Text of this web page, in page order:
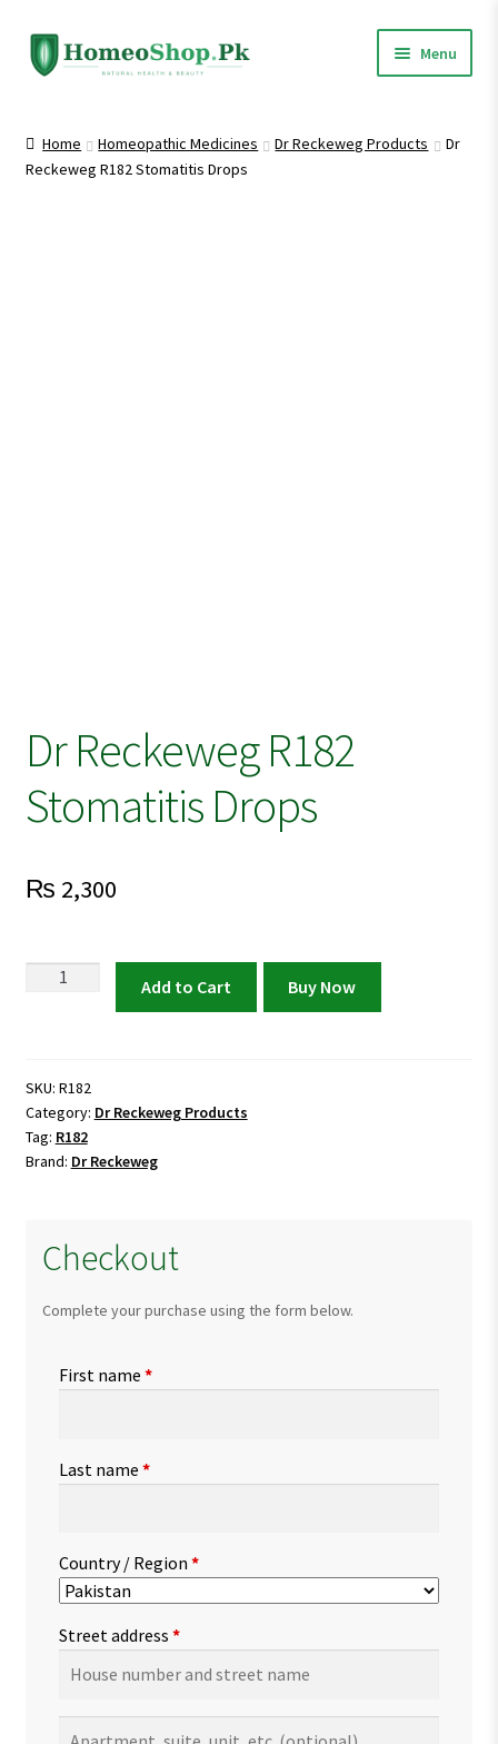
Skip
to
Skip
to
Menu
Shop All
Home Homeopathic Medicines Dr Reckeweg Products
Dr
Reckeweg R182 Stomatitis Drops
Dr Reckeweg R182
Stomatitis Drops
₨ 2,300
Drops
quantity
Add to Cart Buy Now
SKU: R182
Category: Dr Reckeweg Products
Tag: R182
Brand: Dr Reckeweg
Checkout
Complete your purchase using the form below.
First name *
Last name *
Country / Region *
Street address *